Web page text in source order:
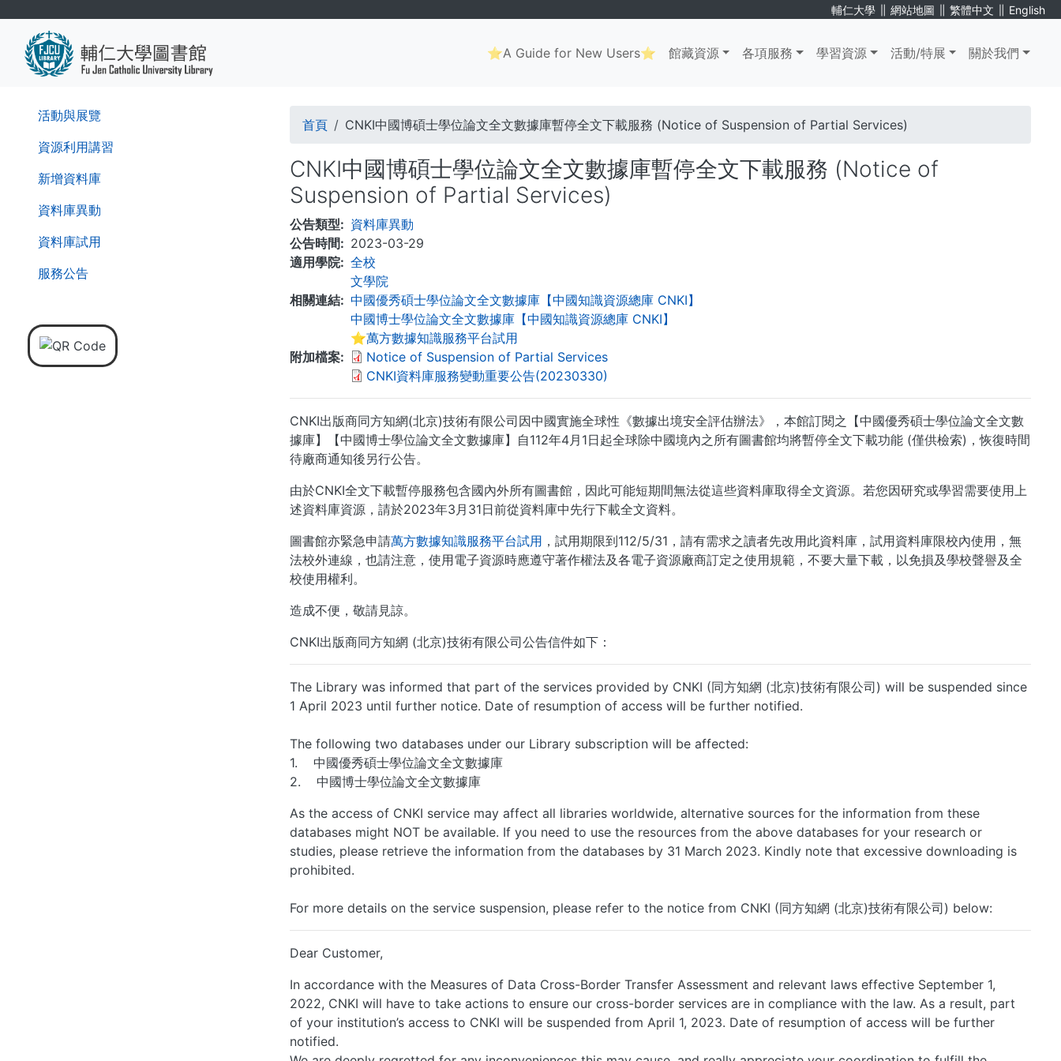
輔仁大學 ∥ 網站地圖 ∥ 繁體中文 ∥ English
Main
navigation
⭐A Guide for New Users⭐ 館藏資源 各項服務 學習資源 活動/特展 關於我們
活動與展覽
資源利用講習
新增資料庫
資料庫異動
資料庫試用
服務公告
導
連
結
首頁 CNKI中國博碩士學位論文全文數據庫暫停全文下載服務 (Notice of Suspension of Partial Services)
CNKI中國博碩士學位論文全文數據庫暫停全文下載服務 (Notice of
Suspension of Partial Services)
公告類型
資料庫異動
公告時間
2023-03-29
適用學院
全校
文學院
相關連結
中國優秀碩士學位論文全文數據庫【中國知識資源總庫 CNKI】
中國博士學位論文全文數據庫【中國知識資源總庫 CNKI】
⭐萬方數據知識服務平台試用
附加檔案
Notice of Suspension of Partial Services
CNKI資料庫服務變動重要公告(20230330)
CNKI出版商同方知網(北京)技術有限公司因中國實施全球性《數據出境安全評估辦法》，本館訂閱之【中國優秀碩士學位論文全文數
據庫】【中國博士學位論文全文數據庫】自112年4月1日起全球除中國境內之所有圖書館均將暫停全文下載功能 (僅供檢索)，恢復時間
待廠商通知後另行公告。
由於CNKI全文下載暫停服務包含國內外所有圖書館，因此可能短期間無法從這些資料庫取得全文資源。若您因研究或學習需要使用上
述資料庫資源，請於2023年3月31日前從資料庫中先行下載全文資料。
圖書館亦緊急申請萬方數據知識服務平台試用 ，試用期限到112/5/31，請有需求之讀者先改用此資料庫，試用資料庫限校內使用，無
法校外連線，也請注意，使用電子資源時應遵守著作權法及各電子資源廠商訂定之使用規範，不要大量下載，以免損及學校聲譽及全
校使用權利。
造成不便，敬請見諒。
CNKI出版商同方知網 (北京)技術有限公司公告信件如下：
The Library was informed that part of the services provided by CNKI (同方知網 (北京)技術有限公司) will be suspended since
1 April 2023 until further notice. Date of resumption of access will be further notified.
The following two databases under our Library subscription will be affected:
1. 中國優秀碩士學位論文全文數據庫
2. 中國博士學位論文全文數據庫
As the access of CNKI service may affect all libraries worldwide, alternative sources for the information from these
databases might NOT be available. If you need to use the resources from the above databases for your research or
studies, please retrieve the information from the databases by 31 March 2023. Kindly note that excessive downloading is
prohibited.
For more details on the service suspension, please refer to the notice from CNKI (同方知網 (北京)技術有限公司) below:
Dear Customer,
In accordance with the Measures of Data Cross-Border Transfer Assessment and relevant laws effective September 1,
2022, CNKI will have to take actions to ensure our cross-border services are in compliance with the law. As a result, part
of your institution’s access to CNKI will be suspended from April 1, 2023. Date of resumption of access will be further
notified.